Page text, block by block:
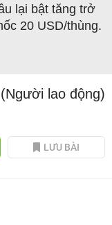
lại bật tăng trở
20 USD/thùng.
(Người lao động)
LƯU BÀI